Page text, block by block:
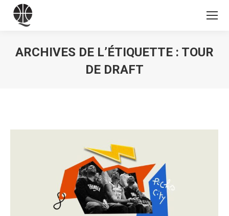
ARCHIVES DE L’ÉTIQUETTE : TOUR
DE DRAFT